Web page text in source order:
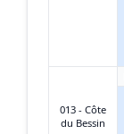
013 - Côte
du Bessin